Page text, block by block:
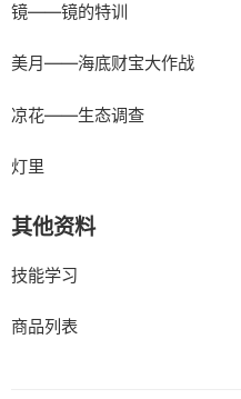
镜——镜的特训
美月——海底财宝大作战
凉花——生态调查
灯里
其他资料
技能学习
商品列表